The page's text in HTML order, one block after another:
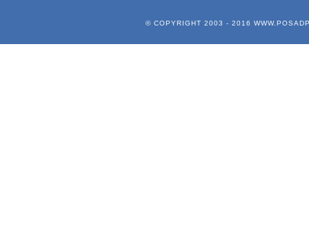
© COPYRIGHT 2003 - 2016